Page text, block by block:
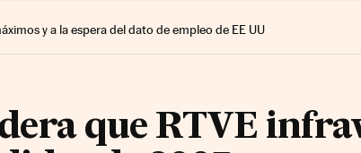
y a la espera del dato de empleo de EE UU
que RTVE